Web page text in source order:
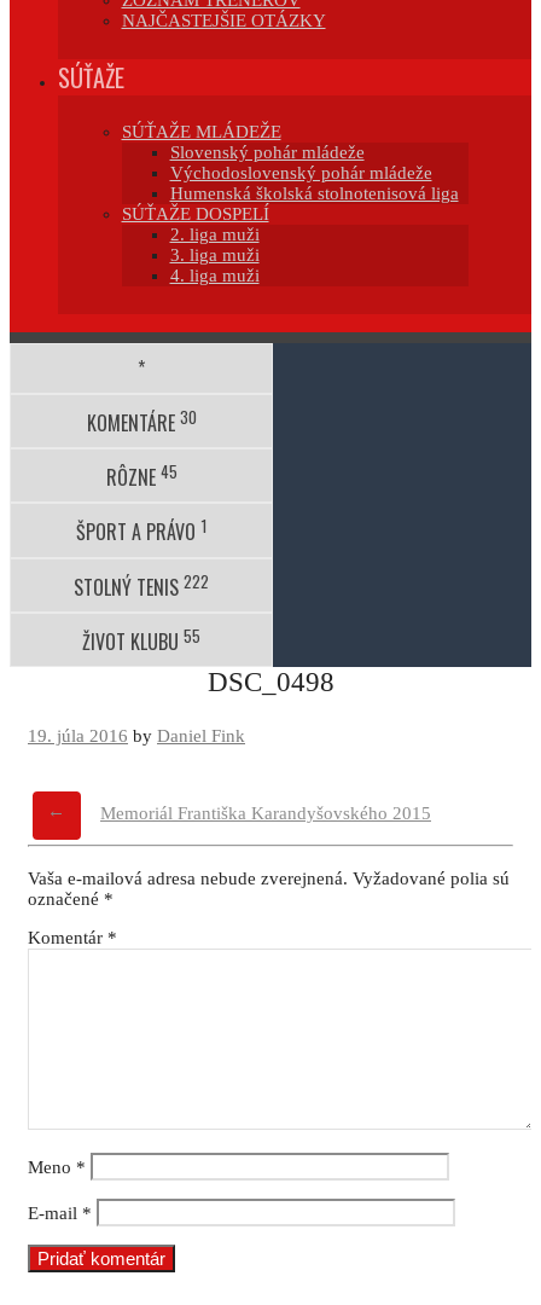
NAJČASTEJŠIE OTÁZKY
SÚŤAŽE
SÚŤAŽE MLÁDEŽE
Slovenský pohár mládeže
Východoslovenský pohár mládeže
Humenská školská stolnotenisová liga
SÚŤAŽE DOSPELÍ
2. liga muži
3. liga muži
4. liga muži
*
KOMENTÁRE 30
RÔZNE 45
ŠPORT A PRÁVO 1
STOLNÝ TENIS 222
ŽIVOT KLUBU 55
DSC_0498
19. júla 2016 by Daniel Fink
Navigácia
príspevku
← Memoriál Františka Karandyšovského 2015
Vaša e-mailová adresa nebude zverejnená. Vyžadované polia sú
označené *
Komentár *
Meno *
E-mail *